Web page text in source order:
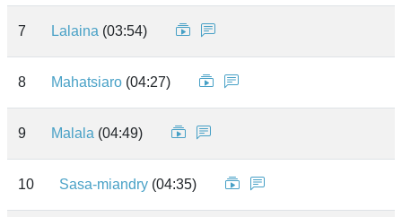
7 Lalaina (03:54)
8 Mahatsiaro (04:27)
9 Malala (04:49)
10 Sasa-miandry (04:35)